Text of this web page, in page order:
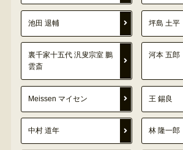
池田 退輔 坪島 土平
裏千家十五代 汎叟宗室 鵬
雲斎
河本 五郎
Meissen マイセン 王 錫良
中村 道年 林 隆一郎